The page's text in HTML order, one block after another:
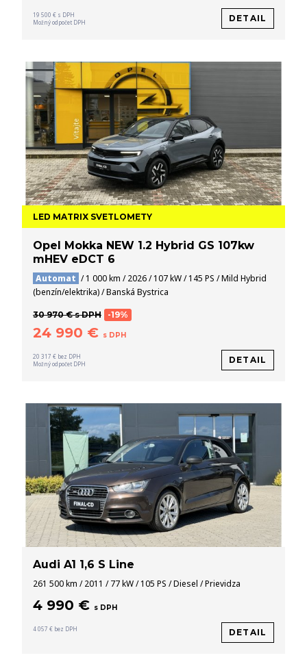
19 500 € s DPH
Možný odpočet DPH
DETAIL
LED MATRIX SVETLOMETY
Opel Mokka NEW 1.2 Hybrid GS 107kw
mHEV eDCT 6
Automat / 1 000 km / 2026 / 107 kW / 145 PS / Mild Hybrid
(benzín/elektrika) / Banská Bystrica
30 970 € s DPH -19%
24 990 € s DPH
20 317 € bez DPH
Možný odpočet DPH
DETAIL
Audi A1 1,6 S Line
261 500 km / 2011 / 77 kW / 105 PS / Diesel / Prievidza
4 990 € s DPH
4 057 € bez DPH DETAIL